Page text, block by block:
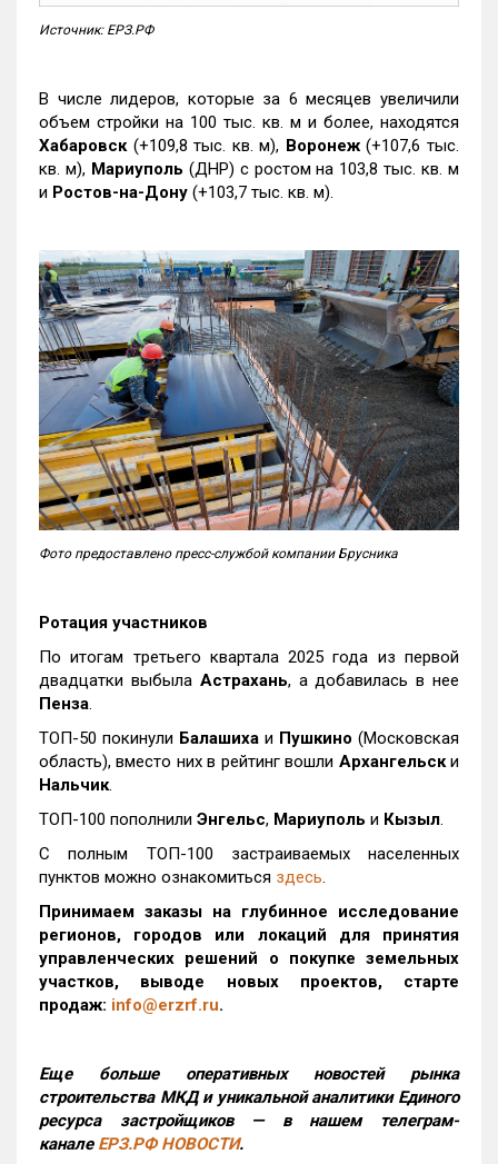
Источник: ЕРЗ.РФ
В числе лидеров, которые за 6 месяцев увеличили
объем стройки на 100 тыс. кв. м и более, находятся
Хабаровск (+109,8 тыс. кв. м), Воронеж(+107,6 тыс.
кв. м), Мариуполь (ДНР) с ростом на 103,8 тыс. кв. м
и Ростов-на-Дону (+103,7 тыс. кв. м).
Фото предоставлено пресс-службой компании Брусника
Ротация участников
По итогам третьего квартала 2025 года из первой
двадцатки выбыла Астрахань, а добавилась в нее
Пенза.
ТОП-50 покинули Балашиха и Пушкино (Московская
область), вместо них в рейтинг вошли Архангельски
Нальчик.
ТОП-100 пополнили Энгельс, Мариуполь и Кызыл.
С полным ТОП-100 застраиваемых населенных
пунктов можно ознакомиться здесь.
Принимаем заказы на глубинное исследование
регионов, городов или локаций для принятия
управленческих решений о покупке земельных
участков, выводе новых проектов, старте
продаж: info@erzrf.ru.
Еще больше оперативных новостей рынка
строительства МКД и уникальной аналитики Единого
ресурса застройщиков — в нашем телеграм-
канале ЕРЗ.РФ НОВОСТИ.